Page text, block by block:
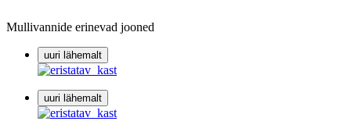
Mullivannide erinevad jooned
uuri lähemalt
uuri lähemalt